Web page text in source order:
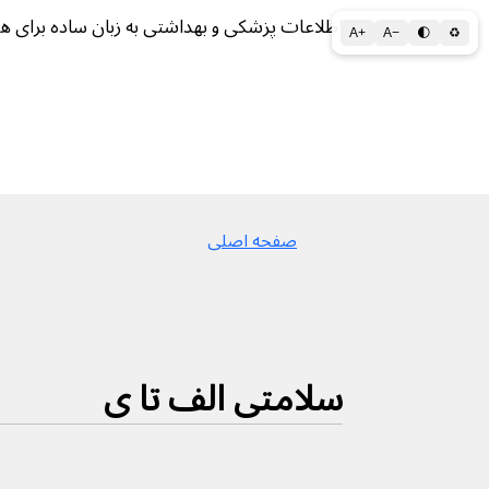
A+ A− 🌓 ♻ اطلاعات پزشکی و بهداشتی به زبان ساده برای
صفحه اصلی
سلامتی الف تا ی